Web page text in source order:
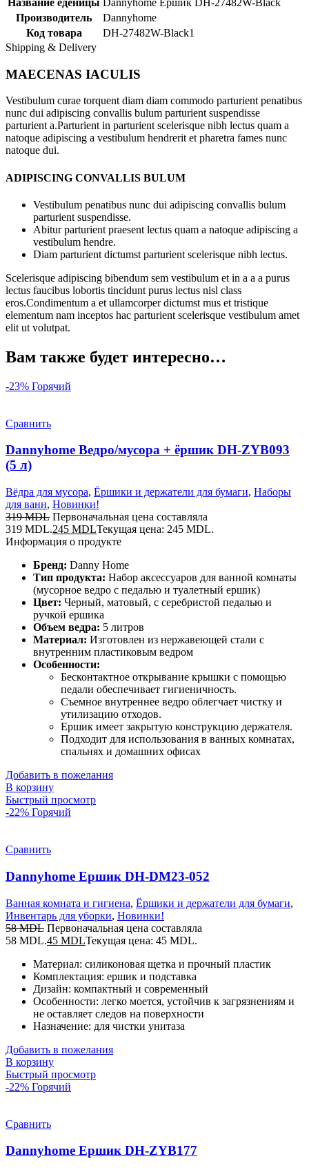
Производитель
Dannyhome
Код товара
DH-27482W-Black1
Shipping & Delivery
MAECENAS IACULIS
Vestibulum curae torquent diam diam commodo parturient penatibus
nunc dui adipiscing convallis bulum parturient suspendisse
parturient a.Parturient in parturient scelerisque nibh lectus quam a
natoque adipiscing a vestibulum hendrerit et pharetra fames nunc
natoque dui.
ADIPISCING CONVALLIS BULUM
Vestibulum penatibus nunc dui adipiscing convallis bulum
parturient suspendisse.
Abitur parturient praesent lectus quam a natoque adipiscing a
vestibulum hendre.
Diam parturient dictumst parturient scelerisque nibh lectus.
Scelerisque adipiscing bibendum sem vestibulum et in a a a purus
lectus faucibus lobortis tincidunt purus lectus nisl class
eros.Condimentum a et ullamcorper dictumst mus et tristique
elementum nam inceptos hac parturient scelerisque vestibulum amet
elit ut volutpat.
Вам также будет интересно…
-23% Горячий
Сравнить
Dannyhome Ведро/мусора + ёршик DH-ZYB093
(5 л)
Вёдра для мусора, Ёршики и держатели для бумаги, Наборы
для ванн, Новинки!
319MDL Первоначальная цена составляла
319 MDL.245 MDLТекущая цена: 245 MDL.
Информация о продукте
Бренд: Danny Home
Тип продукта: Набор аксессуаров для ванной комнаты
(мусорное ведро с педалью и туалетный ершик)
Цвет: Черный, матовый, с серебристой педалью и
ручкой ершика
Объем ведра: 5 литров
Материал: Изготовлен из нержавеющей стали с
внутренним пластиковым ведром
Особенности:
Бесконтактное открывание крышки с помощью
педали обеспечивает гигиеничность.
Съемное внутреннее ведро облегчает чистку и
утилизацию отходов.
Ершик имеет закрытую конструкцию держателя.
Подходит для использования в ванных комнатах,
спальнях и домашних офисах
Добавить в пожелания
В корзину
Быстрый просмотр
-22% Горячий
Сравнить
Dannyhome Ершик DH-DM23-052
Ванная комната и гигиена, Ёршики и держатели для бумаги,
Инвентарь для уборки, Новинки!
58MDL Первоначальная цена составляла
58 MDL.45 MDLТекущая цена: 45 MDL.
Материал: силиконовая щетка и прочный пластик
Комплектация: ершик и подставка
Дизайн: компактный и современный
Особенности: легко моется, устойчив к загрязнениям и
не оставляет следов на поверхности
Назначение: для чистки унитаза
Добавить в пожелания
В корзину
Быстрый просмотр
-22% Горячий
Сравнить
Dannyhome Ершик DH-ZYB177